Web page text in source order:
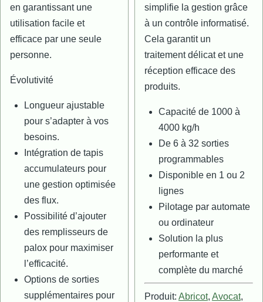
en garantissant une
utilisation facile et
efficace par une seule
personne.
Évolutivité
Longueur ajustable
pour s’adapter à vos
besoins.
Intégration de tapis
accumulateurs pour
une gestion optimisée
des flux.
Possibilité d’ajouter
des remplisseurs de
palox pour maximiser
l’efficacité.
Options de sorties
supplémentaires pour
simplifie la gestion grâce
à un contrôle informatisé.
Cela garantit un
traitement délicat et une
réception efficace des
produits.
Capacité de 1000 à
4000 kg/h
De 6 à 32 sorties
programmables
Disponible en 1 ou 2
lignes
Pilotage par automate
ou ordinateur
Solution la plus
performante et
complète du marché
Produit: Abricot, Avocat,